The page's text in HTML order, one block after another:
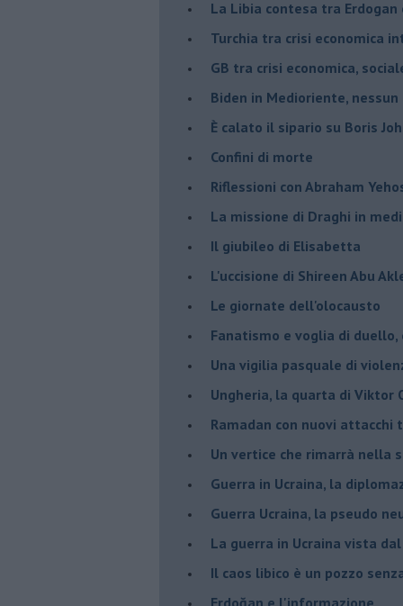
La Libia contesa tra Erdogan
Turchia tra crisi economica
GB tra crisi economica,
Biden in Medioriente, nessun
È calato il sipario su Boris
Confini di morte
Riflessioni con Abraham
La missione di Draghi in
Il giubileo di Elisabetta
L'uccisione di Shireen Abu
Le giornate dell'olocausto
Fanatismo e voglia di
Una vigilia pasquale di
Ungheria, la quarta di Viktor
Ramadan con nuovi attacchi
Un vertice che rimarrà nella
Guerra in Ucraina, la
Guerra Ucraina, la pseudo
La guerra in Ucraina vista
​Il caos libico è un pozzo
Erdoğan e l'informazione